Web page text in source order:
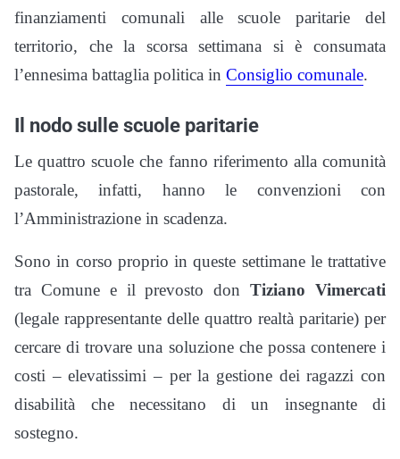
finanziamenti comunali alle scuole paritarie del
territorio, che la scorsa settimana si è consumata
l’ennesima battaglia politica in Consiglio comunale.
Il nodo sulle scuole paritarie
Le quattro scuole che fanno riferimento alla comunità
pastorale, infatti, hanno le convenzioni con
l’Amministrazione in scadenza.
Sono in corso proprio in queste settimane le trattative
tra Comune e il prevosto donTiziano Vimercati
(legale rappresentante delle quattro realtà paritarie) per
cercare di trovare una soluzione che possa contenere i
costi – elevatissimi – per la gestione dei ragazzi con
disabilità che necessitano di un insegnante di
sostegno.